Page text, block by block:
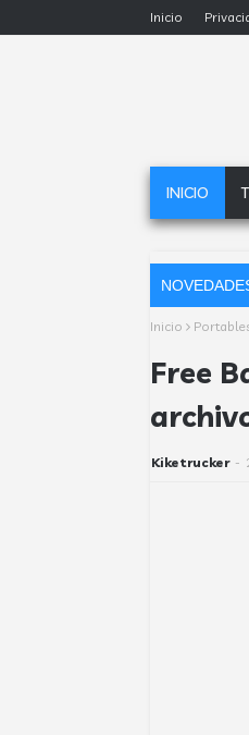
Inicio
INICIO
Inicio
Free
Kiketrucker -